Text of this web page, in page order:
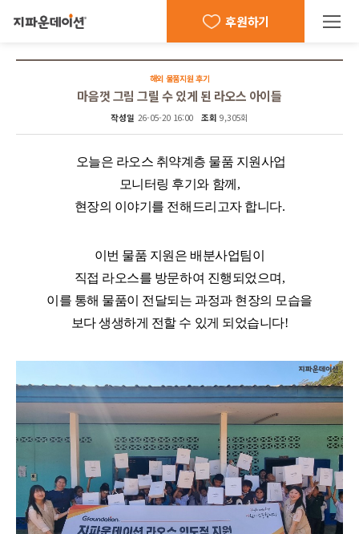
후원하기
해외 물품지원 후기
마음껏 그림 그릴 수 있게 된 라오스 아이들
작성일 26-05-20 16:00 조회 9,305회
오늘은 라오스 취약계층 물품 지원사업
모니터링 후기와 함께 ,
현장의 이야기를 전해드리고자 합니다.
이번 물품 지원은 배분사업팀이
직접 라오스를 방문하여 진행되었으며 ,
이를 통해 물품이 전달되는 과정과 현장의 모습을
보다 생생하게 전할 수 있게 되었습니다!